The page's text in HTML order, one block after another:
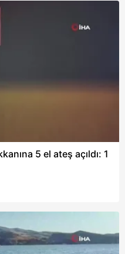
Kanunu uyarınca
okumak ve sitemizde
çerezlerle ilgili bilgi
5 el ateş açıldı: 1